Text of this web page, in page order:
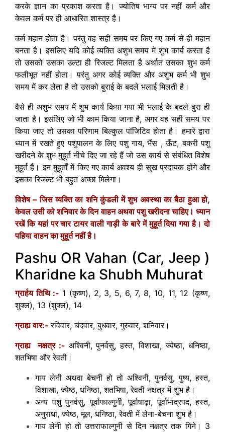
करके ज्ञान का प्रकाश करताहै। ज्योतिष भाग्य पर नहीं कर्म और
केवल कर्म पर ही आधारित शास्त्रहै।
कर्म महान होता है। परंतु वह सही समय पर किए गए कर्म से ही महान
बनता है। इसलिए यदि कोई व्यक्ति अशुभ समय में शुभ कार्य करता है
तो उसको उसका उल्टा ही रिजल्ट मिलता है अर्थात उसका शुभ कर्म
फलीभूत नहीं होता। परंतु अगर कोई व्यक्ति और अशुभ कर्म भी शुभ
समय में कर लेता है तो उसको बुराई के बदले भलाई मिलती है।
वैसे ही अशुभ समय में शुभ कार्य किया गया भी भलाई के बदले बुरा ही
जाता है। इसलिए जो भी काम किया जाना है, अगर वह सही समय पर
किया जाए तो उसका परिणाम बिल्कुल पॉजिटिव होता है। हमारे द्वारा
ध्यान में रखते हुए पशुपालन के लिए पशु गाय, भैंस , ऊँट, बकरी पशु
खरीदने के शुभ मुहूर्त नीचे दिए जा रहे हैं जो उस कार्य से संबंधित विशेष
मुहूर्त हैं। इन मुहूर्तों में किए गए कार्य अवश्य ही सुख प्रदायक होंगे और
इसका रिजल्ट भी बहुत अच्छा मिलेगा।
विशेष – जिस व्यक्ति का शनि कुंडली में शुभ अवस्था का बैठा हुआ हो,
केवल उसी को शनिवार के दिन वाहन अथवा पशु खरीदना चाहिए। ध्यान
रखें कि यहां पर चार टायर वाली गाड़ी के बारे में मुहूर्त दिया गया है। दो
पहिया वाहन का मुहूर्त नहीं है।
Pashu OR Vahan (Car, Jeep )
Kharidne ka Shubh Muhurat
ग्रार्हय तिथि :- 1 (कृष्ण), 2, 3, 5, 6, 7, 8, 10, 11, 12 (कृष्ण,
शुक्ल), 13 (शुक्ल), 14
ग्राह्य वार:-रविवार, चंदवार, बुधवार, गुरुवार, शनिवार।
ग्राह्य नक्षत्र :- अश्विनी, पुनर्वसु, हस्त, विशाखा, ज्येष्ठा, धनिष्ठा,
शतभिषा और रेवती।
गाय लेनी अथवा बेचनी हो तो अश्विनी, पुनर्वसु, पुष्य, हस्त,
विशाखा, ज्येष्ठ, धनिष्ठा, शतभिषा, रेवती नक्षत्र में शुभ है।
अन्य पशु पुनर्वसु, पूर्वाफाल्गुनी, पूर्वाषाढ़ा, पूर्वाभाद्रपद, हस्त,
अनुराधा, ज्येष्ठ, मूल, धनिष्ठा, रेवती में लेना-बेचना शुभ है।
गाय लेनी हो तो उत्तराफाल्गुनी से दिन नक्षत्र तक गिने। 3